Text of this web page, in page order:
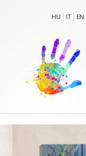
HU IT EN